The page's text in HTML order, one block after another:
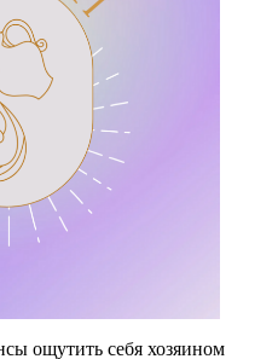
ощутить себя хозяином